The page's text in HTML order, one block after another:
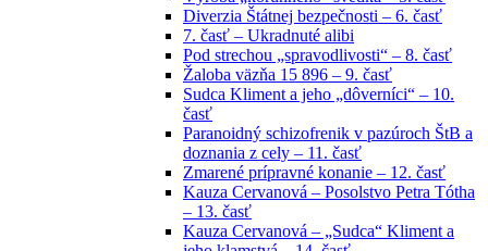
Diverzia Štátnej bezpečnosti – 6. časť
7. časť – Ukradnuté alibi
Pod strechou „spravodlivosti“ – 8. časť
Žaloba väzňa 15 896 – 9. časť
Sudca Kliment a jeho „dôverníci“ – 10.
časť
Paranoidný schizofrenik v pazúroch ŠtB a
doznania z cely – 11. časť
Zmarené prípravné konanie – 12. časť
Kauza Cervanová – Posolstvo Petra Tótha
– 13. časť
Kauza Cervanová – „Sudca“ Kliment a